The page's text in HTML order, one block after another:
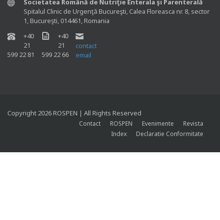
Societatea Română de Nutriţie Enterala şi Parenterală
Spitalul Clinic de Urgenţă Bucureşti, Calea Floreasca nr. 8, sector
1, Bucureşti, 014461, Romania
+40
21
599 22 81
+40
21
599 22 66
contact
email
Copyright 2026 ROSPEN | All Rights Reserved
Revista
Evenimente
ROSPEN
Contact
Declaratie Conformitate
Index